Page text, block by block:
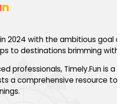
n
in 2024 with the ambitious goal
to destinations brimming
professionals, Timely.Fun is a
a comprehensive resource